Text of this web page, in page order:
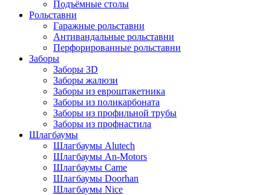
Подъёмные столы
Рольставни
Гаражные рольставни
Антивандальные рольставни
Перфорированные рольставни
Заборы
Заборы 3D
Заборы жалюзи
Заборы из евроштакетника
Заборы из поликарбоната
Заборы из профильной трубы
Заборы из профнастила
Шлагбаумы
Шлагбаумы Alutech
Шлагбаумы An-Motors
Шлагбаумы Came
Шлагбаумы Doorhan
Шлагбаумы Nice